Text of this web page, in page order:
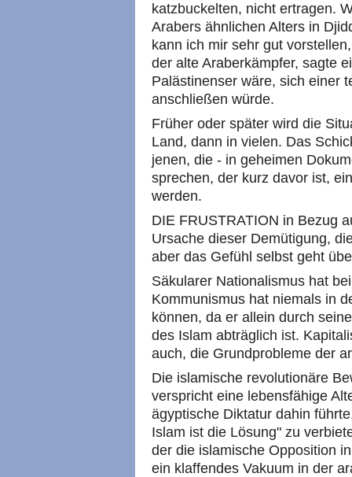
katzbuckelten, nicht ertragen.
Arabers ähnlichen Alters in
kann ich mir sehr gut
der alte Araberkämpfer, sagte
Palästinenser wäre, sich einer
anschließen würde.
Früher oder später wird die
Land, dann in vielen. Das
jenen, die - in geheimen
sprechen, der kurz davor ist,
werden.
DIE FRUSTRATION in Bezug
Ursache dieser Demütigung,
aber das Gefühl selbst geht
Säkularer Nationalismus hat
Kommunismus hat niemals in
können, da er allein durch
des Islam abträglich ist.
auch, die Grundprobleme der
Die islamische revolutionäre
verspricht eine lebensfähige
ägyptische Diktatur dahin
Islam ist die Lösung" zu
der die islamische Opposition
ein klaffendes Vakuum in der